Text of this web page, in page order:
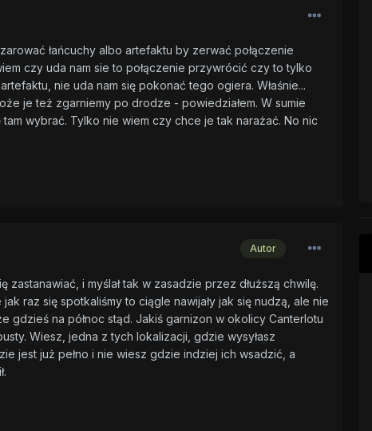
łańcuchy albo artefaktu by zerwać połączenie
czy uda nam sie to połączenie przywrócić czy to tylko
nie uda nam się pokonać tego ogiera. Właśnie...
je też zgarniemy po drodze - powiedziałem. W sumie
tam wybrać. Tylko nie wiem czy chce je tak narażać. No nic
Autor
zastanawiać, i myślał tak w zasadzie przez dłuższą chwilę.
raz się spotkaliśmy to ciągle nawijały jak się nudzą, ale nie
gdzieś na północ stąd. Jakiś garnizon w okolicy Canterlotu
Wiesz, jedna z tych lokalizacji, gdzie wysyłasz
jest już pełno i nie wiesz gdzie indziej ich wsadzić, a